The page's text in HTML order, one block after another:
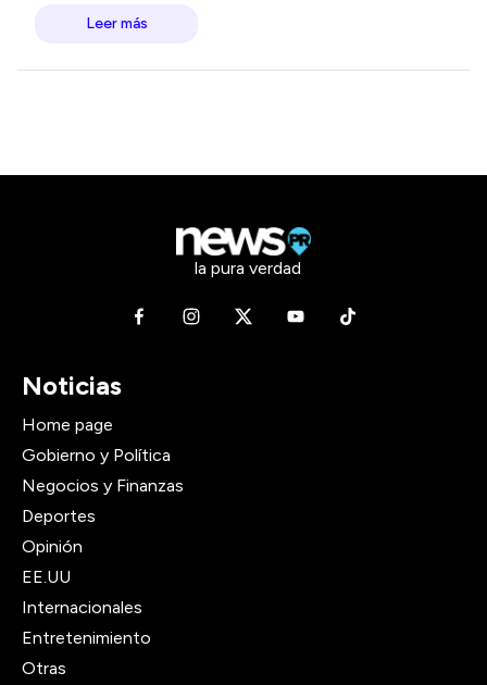
Leer más
la pura verdad
Noticias
Home page
Gobierno y Política
Negocios y Finanzas
Deportes
Opinión
EE.UU
Internacionales
Entretenimiento
Otras